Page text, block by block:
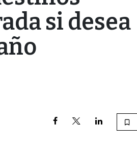
si desea